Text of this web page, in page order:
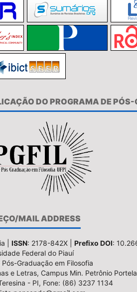
DO PROGRAMA DE
MAIL ADDRESS
| ISSN: 2178-842X | Prefixo DOI:
Federal do Piauí
Graduação em Filosofia
e Letras, Campus Min. Petrônio Portela
- PI, Fone: (86) 3237 1134